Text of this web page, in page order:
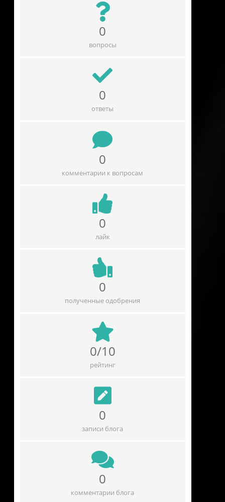
0
вопросы
0
ответы
0
комментарии к вопросам
0
лайк
0
полученные одобрения
0/10
рейтинг
0
записи блога
0
комментарии блога